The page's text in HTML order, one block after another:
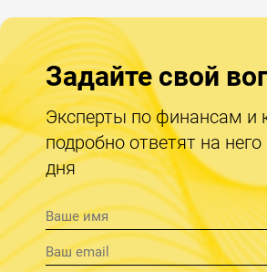
Задайте свой
Эксперты по финансам и
подробно ответят на него
дня